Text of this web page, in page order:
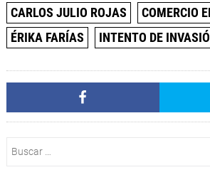
CARLOS JULIO ROJAS
COMERCIO
ÉRIKA FARÍAS
INTENTO DE